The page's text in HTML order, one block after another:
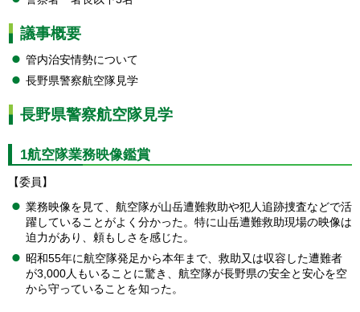
議事概要
管内治安情勢について
長野県警察航空隊見学
長野県警察航空隊見学
1航空隊業務映像鑑賞
【委員】
業務映像を見て、航空隊が山岳遭難救助や犯人追跡捜査などで活
躍していることがよく分かった。特に山岳遭難救助現場の映像は
迫力があり、頼もしさを感じた。
昭和55年に航空隊発足から本年まで、救助又は収容した遭難者
が3,000人もいることに驚き、航空隊が長野県の安全と安心を空
から守っていることを知った。